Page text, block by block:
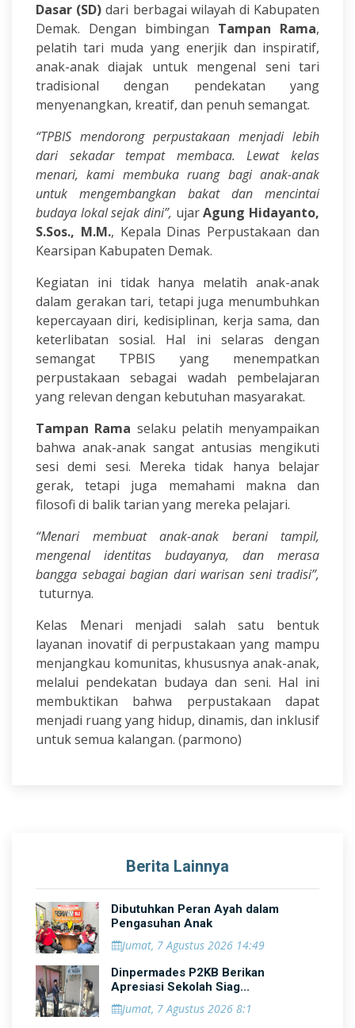
Dasar (SD) dari berbagai wilayah di Kabupaten
Demak. Dengan bimbingan Tampan Rama,
pelatih tari muda yang enerjik dan inspiratif,
anak-anak diajak untuk mengenal seni tari
tradisional dengan pendekatan yang
menyenangkan, kreatif, dan penuh semangat.
“TPBIS mendorong perpustakaan menjadi lebih
dari sekadar tempat membaca. Lewat kelas
menari, kami membuka ruang bagi anak-anak
untuk mengembangkan bakat dan mencintai
budaya lokal sejak dini”, ujarAgung Hidayanto,
S.Sos., M.M., Kepala Dinas Perpustakaan dan
Kearsipan Kabupaten Demak.
Kegiatan ini tidak hanya melatih anak-anak
dalam gerakan tari, tetapi juga menumbuhkan
kepercayaan diri, kedisiplinan, kerja sama, dan
keterlibatan sosial. Hal ini selaras dengan
semangat TPBIS yang menempatkan
perpustakaan sebagai wadah pembelajaran
yang relevan dengan kebutuhan masyarakat.
Tampan Rama selaku pelatih menyampaikan
bahwa anak-anak sangat antusias mengikuti
sesi demi sesi. Mereka tidak hanya belajar
gerak, tetapi juga memahami makna dan
filosofi di balik tarian yang mereka pelajari.
“Menari membuat anak-anak berani tampil,
mengenal identitas budayanya, dan merasa
bangga sebagai bagian dari warisan seni tradisi”,
tuturnya.
Kelas Menari menjadi salah satu bentuk
layanan inovatif di perpustakaan yang mampu
menjangkau komunitas, khususnya anak-anak,
melalui pendekatan budaya dan seni. Hal ini
membuktikan bahwa perpustakaan dapat
menjadi ruang yang hidup, dinamis, dan inklusif
untuk semua kalangan. (parmono)
Berita Lainnya
Dibutuhkan Peran Ayah dalam
Pengasuhan Anak
Jumat, 7 Agustus 2026 14:49
Dinpermades P2KB Berikan
Apresiasi Sekolah Siag...
Jumat, 7 Agustus 2026 8:1